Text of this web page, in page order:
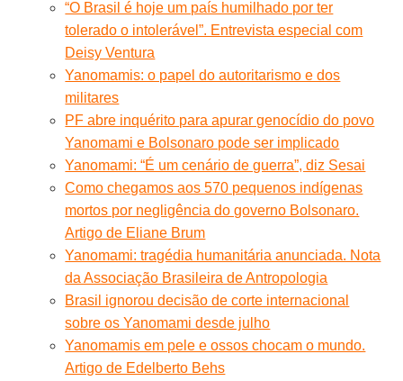
“O Brasil é hoje um país humilhado por ter
tolerado o intolerável”. Entrevista especial com
Deisy Ventura
Yanomamis: o papel do autoritarismo e dos
militares
PF abre inquérito para apurar genocídio do povo
Yanomami e Bolsonaro pode ser implicado
Yanomami: “É um cenário de guerra”, diz Sesai
Como chegamos aos 570 pequenos indígenas
mortos por negligência do governo Bolsonaro.
Artigo de Eliane Brum
Yanomami: tragédia humanitária anunciada. Nota
da Associação Brasileira de Antropologia
Brasil ignorou decisão de corte internacional
sobre os Yanomami desde julho
Yanomamis em pele e ossos chocam o mundo.
Artigo de Edelberto Behs